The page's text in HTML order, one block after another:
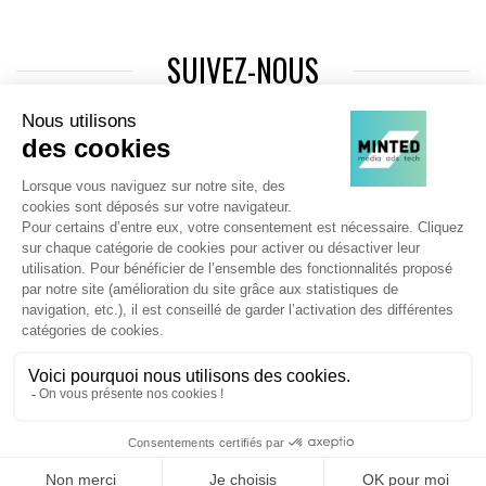
SUIVEZ-NOUS
Agence web:Novius